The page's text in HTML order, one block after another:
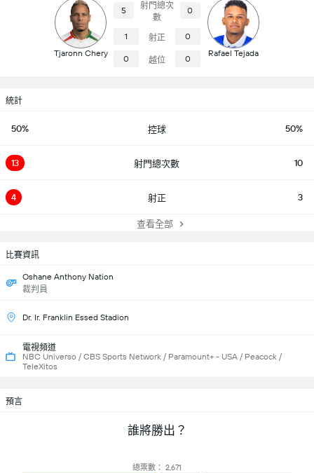
Tjaronn Chery
5
射門總次
數
0
1 射正 0
0 越位 0
Rafael Tejada
統計
50% 控球 50%
13 射門總次數 10
4 射正 3
查看全部
比賽資訊
Oshane Anthony Nation
裁判員
Dr. Ir. Franklin Essed Stadion
電視頻道
NBC Universo / CBS Sports Network / Paramount+ - USA / Peacock /
TeleXitos
預言
誰將勝出？
總票數： 2,671